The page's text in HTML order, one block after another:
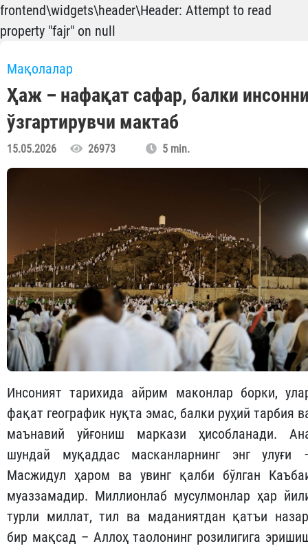
frontend\widgets\header\Header: Attempt to read
property "fajr" on null
Мақолалар
Ҳаж – нафақат сафар, балки
ўзгартирувчи мактаб
15.05.2026 26973 5 min.
Инсоният тарихида айрим маконлар борки,
фақат географик нуқта эмас, балки руҳий тарбия
маънавий уйғониш маркази ҳисобланади.
шундай муқаддас масканларнинг энг улуғи
Масжидул ҳаром ва увинг қалби бўлган
муаззамадир. Миллионлаб мусулмонлар ҳар
турли миллат, тил ва маданиятдан қатъи
бир мақсад – Аллоҳ таолонинг розилигига